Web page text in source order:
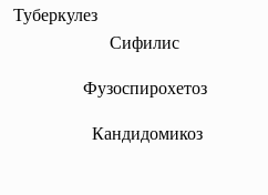
Туберкулез
Сифилис
Фузоспирохетоз
Кандидомикоз